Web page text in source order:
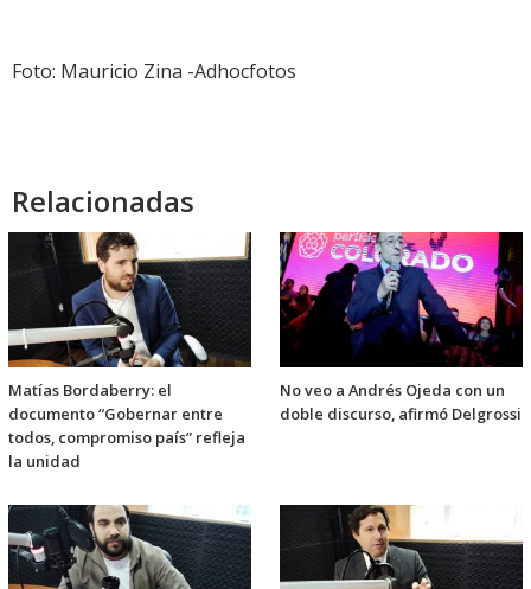
Foto: Mauricio Zina -Adhocfotos
Relacionadas
Matías Bordaberry: el
documento “Gobernar entre
todos, compromiso país” refleja
la unidad
No veo a Andrés Ojeda con un
doble discurso, afirmó Delgrossi